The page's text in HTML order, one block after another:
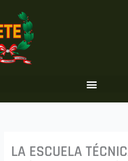
contenido
LA ESCUELA